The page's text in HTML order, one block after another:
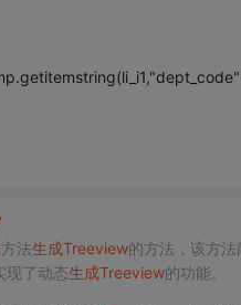
方法生成Treeview的方法，该方
现了动态生成Treeview的功能。